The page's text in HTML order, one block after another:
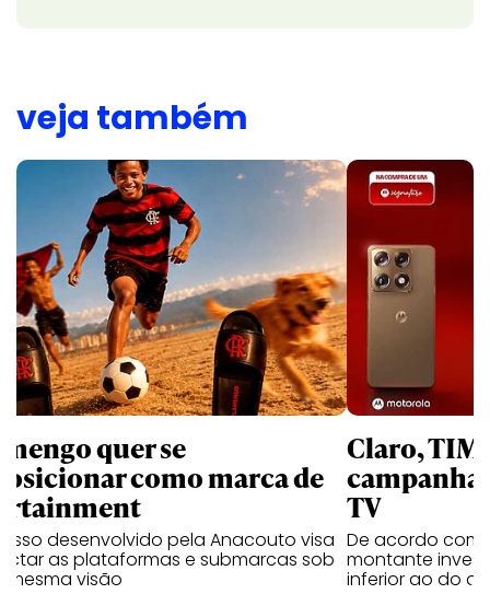
veja também
quer se
como marca de
desenvolvido pela Anacouto visa
as plataformas e submarcas sob
mesma visão
Claro,
TV
De acordo com
montante
inferior ao do